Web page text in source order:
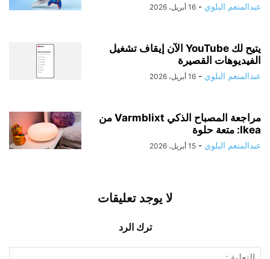
عبدالمنعم البلوي - 16 أبريل، 2026
يتيح لك YouTube الآن إيقاف تشغيل
الفيديوهات القصيرة
عبدالمنعم البلوي - 16 أبريل، 2026
مراجعة المصباح الذكي Varmblixt من
Ikea: متعة حلوة
عبدالمنعم البلوي - 15 أبريل، 2026
لا يوجد تعليقات
ترك الرد